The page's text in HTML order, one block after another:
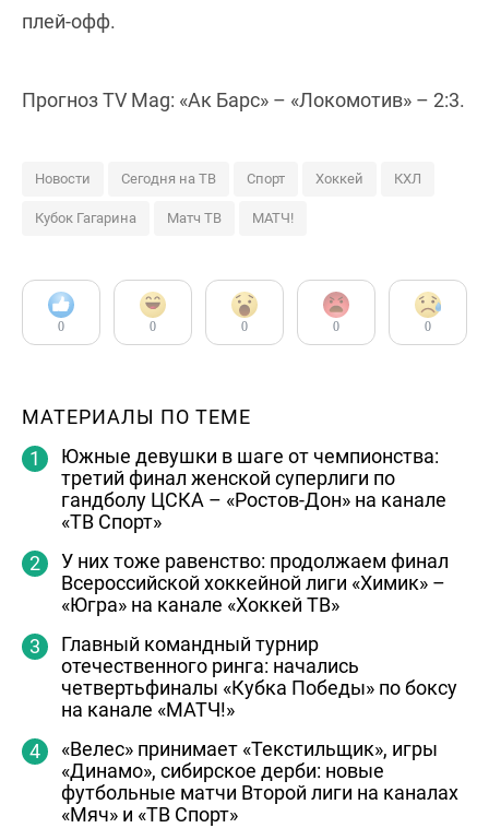
плей-офф.
Прогноз TV Mag: «Ак Барс» – «Локомотив» – 2:3.
Новости Сегодня на ТВ Спорт Хоккей КХЛ
Кубок Гагарина Матч ТВ МАТЧ!
0 0 0 0 0
МАТЕРИАЛЫ ПО ТЕМЕ
Южные девушки в шаге от чемпионства:
третий финал женской суперлиги по
гандболу ЦСКА – «Ростов-Дон» на канале
«ТВ Спорт»
У них тоже равенство: продолжаем финал
Всероссийской хоккейной лиги «Химик» –
«Югра» на канале «Хоккей ТВ»
Главный командный турнир
отечественного ринга: начались
четвертьфиналы «Кубка Победы» по боксу
на канале «МАТЧ!»
«Велес» принимает «Текстильщик», игры
«Динамо», сибирское дерби: новые
футбольные матчи Второй лиги на каналах
«Мяч» и «ТВ Спорт»